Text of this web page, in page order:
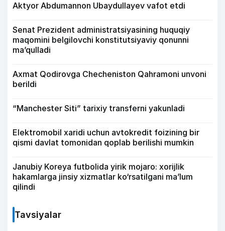
Aktyor Abdu­mannon Ubaydullayev vafot etdi
Senat Prezident administratsiyasining huquqiy
maqomini belgilovchi konstitutsiyaviy qonunni
ma’qulladi
Axmat Qodirovga Checheniston Qahramoni unvoni
berildi
“Manchester Siti” tarixiy transferni yakunladi
Elektromobil xaridi uchun avtokredit foizining bir
qismi davlat tomonidan qoplab berilishi mumkin
Janubiy Koreya futbolida yirik mojaro: xorijlik
hakamlarga jinsiy xizmatlar ko‘rsatilgani ma’lum
qilindi
Tavsiyalar